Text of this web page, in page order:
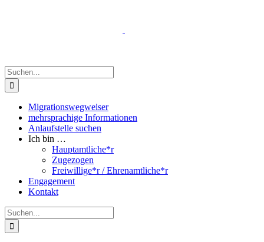
Suche
nach:
Migrationswegweiser
mehrsprachige Informationen
Anlaufstelle suchen
Ich bin …
Hauptamtliche*r
Zugezogen
Freiwillige*r / Ehrenamtliche*r
Engagement
Kontakt
Suche
nach: